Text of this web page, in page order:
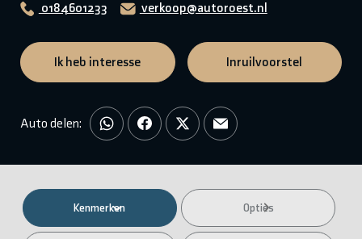
0184601233 verkoop@autoroest.nl
Ik heb interesse Inruilvoorstel
Auto delen:
Kenmerken Opties